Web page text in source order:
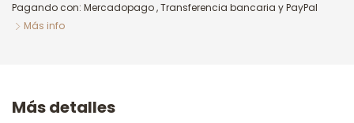
Pagando con: Mercadopago,Transferencia bancaria yPayPal
Más info
Más detalles